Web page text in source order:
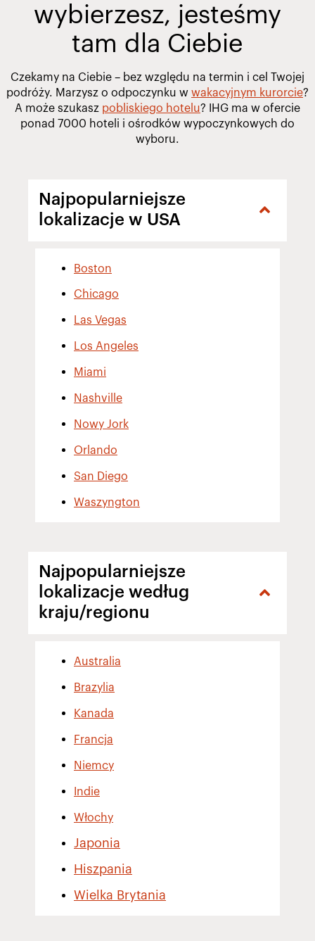
wybierzesz, jesteśmy
tam dla Ciebie
Czekamy na Ciebie – bez względu na termin i cel Twojej
podróży. Marzysz o odpoczynku w wakacyjnym kurorcie?
A może szukasz pobliskiego hotelu? IHG ma w ofercie
ponad 7000 hoteli i ośrodków wypoczynkowych do
wyboru.
Najpopularniejsze
lokalizacje w USA
Boston
Chicago
Las Vegas
Los Angeles
Miami
Nashville
Nowy Jork
Orlando
San Diego
Waszyngton
Najpopularniejsze
lokalizacje według
kraju/regionu
Australia
Brazylia
Kanada
Francja
Niemcy
Indie
Włochy
Japonia
Hiszpania
Wielka Brytania